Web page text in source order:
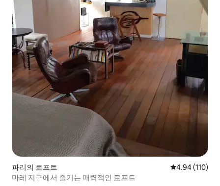
파리의 로프트 평점 4.94점(5
4.94 (110)
마레 지구에서 즐기는 매력적인 로프트